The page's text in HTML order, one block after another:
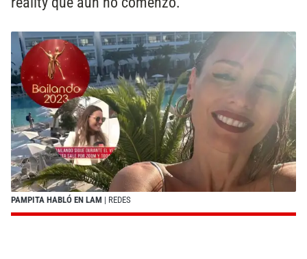
PAMPITA HABLÓ EN LAM | REDES